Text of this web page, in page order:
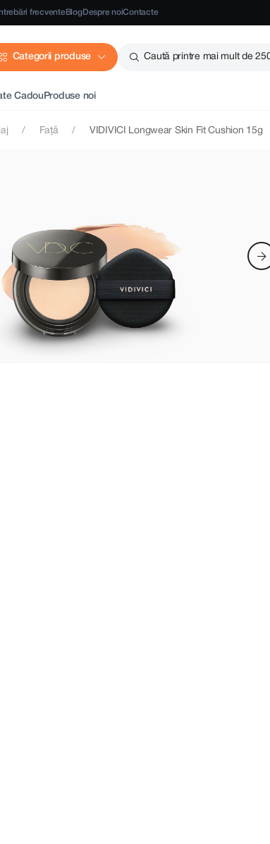
frecventeBlogDespre noiContacte
Categorii produse Caută printre mai mult de
CadouProduse noi
Față VIDIVICI Longwear Skin Fit Cushion 15g